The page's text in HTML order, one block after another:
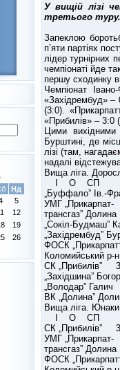
Нд
5
12
19
26
У вищій лізі
третього туру.
Запеклою
п’яти партіях
лідер
чемпіонаті йде
першу сходинку
Чемпіонат
«Західрембуд»
(3:0).
«Прибилів» – 3:0
Цими вихідними
Бурштині, де
лізі (там,
надалі
Вища ліга.
І О CП
„Буффало”
УМГ „Прикарпат-
трансгаз”
„Сокіл-
ФОСК
СК
„Західшина”
„Володар”
ВК „Долина”
Вища ліга. Юнаки
І О CП
СК
УМГ „Прикарпат-
трансгаз”
ФОСК